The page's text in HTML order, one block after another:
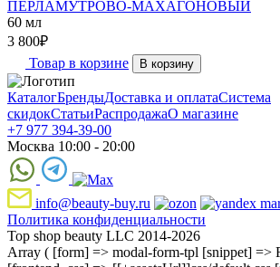
ПЕРЛАМУТРОВО-МАХАГОНОВЫЙ
60 мл
3 800₽
Товар в корзине
В корзину
КаталогБрендыДоставка и оплатаСистема
скидокСтатьиРаспродажаО магазине
+7 977 394-39-00
Москва 10:00 - 20:00
info@beauty-buy.ru
Политика конфиденциальности
Top shop beauty LLC 2014-2026
Array ( [form] => modal-form-tpl [snippet] =>